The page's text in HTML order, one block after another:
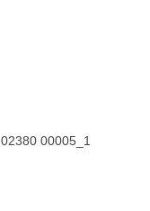
02380 00005_1